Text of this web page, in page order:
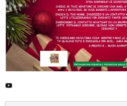
YouTube